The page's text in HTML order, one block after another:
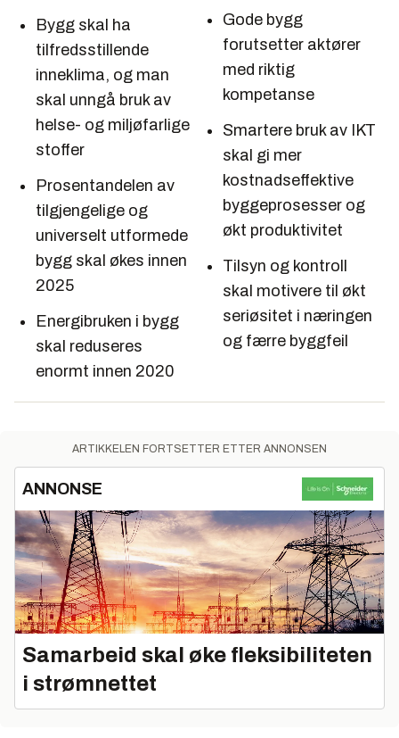
Bygg skal ha
tilfredsstillende
inneklima, og man
skal unngå bruk av
helse- og miljøfarlige
stoffer
Prosentandelen av
tilgjengelige og
universelt utformede
bygg skal økes innen
2025
Energibruken i bygg
skal reduseres
enormt innen 2020
Gode bygg
forutsetter aktører
med riktig
kompetanse
Smartere bruk av IKT
skal gi mer
kostnadseffektive
byggeprosesser og
økt produktivitet
Tilsyn og kontroll
skal motivere til økt
seriøsitet i næringen
og færre byggfeil
ARTIKKELEN FORTSETTER ETTER ANNONSEN
ANNONSE
Samarbeid skal øke fleksibiliteten
i strømnettet